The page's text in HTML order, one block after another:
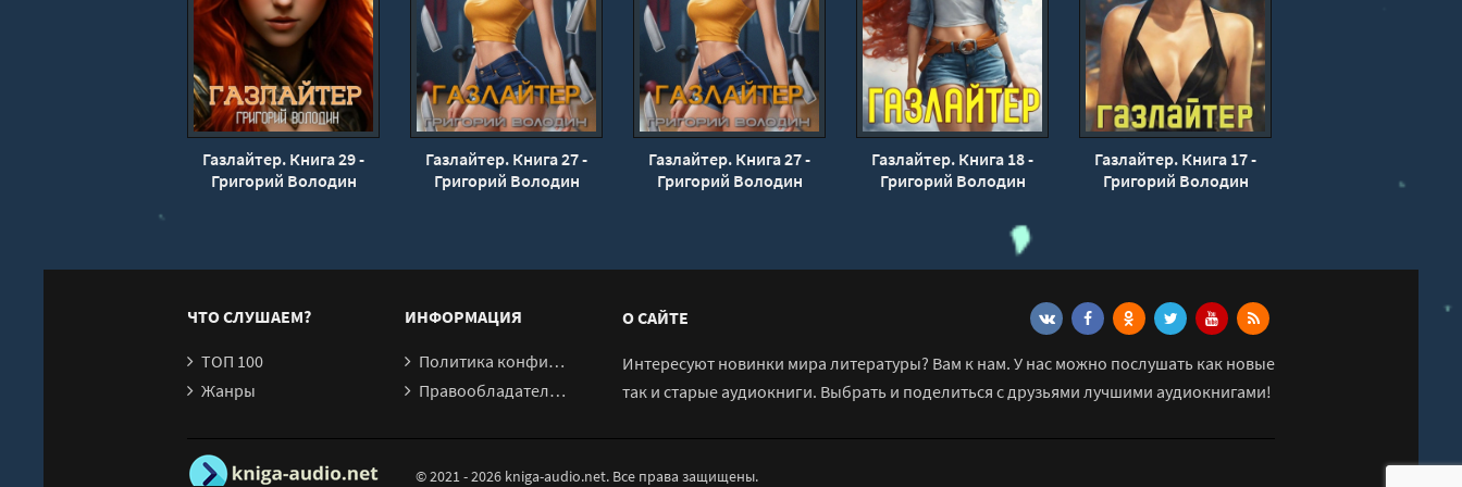
Газлайтер. Книга 29 -
Григорий Володин
Газлайтер. Книга 27 -
Григорий Володин
Газлайтер. Книга 27 -
Григорий Володин
Газлайтер. Книга 18 -
Григорий Володин
Газлайтер. Книга 17 -
Григорий Володин
ЧТО СЛУШАЕМ?
ТОП 100
Жанры
ИНФОРМАЦИЯ
Политика конфиденциальности
Правообладателям
О САЙТЕ
Интересуют новинки мира литературы? Вам к нам. У нас можно послушать как новые
так и старые аудиокниги. Выбрать и поделиться с друзьями лучшими аудиокнигами!
© 2021 - 2026 kniga-audio.net. Все права защищены.